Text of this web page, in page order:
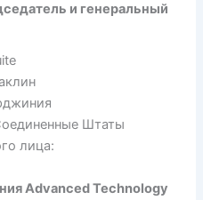
и генеральный
Штаты
лица:
Advanced Technology